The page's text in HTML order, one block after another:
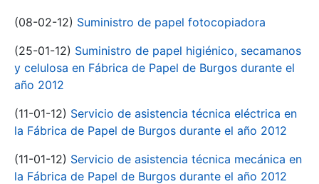
(08-02-12) Suministro de papel fotocopiadora
(25-01-12) Suministro de papel higiénico, secamanos
y celulosa en Fábrica de Papel de Burgos durante el
año 2012
(11-01-12) Servicio de asistencia técnica eléctrica en
la Fábrica de Papel de Burgos durante el año 2012
(11-01-12) Servicio de asistencia técnica mecánica en
la Fábrica de Papel de Burgos durante el año 2012